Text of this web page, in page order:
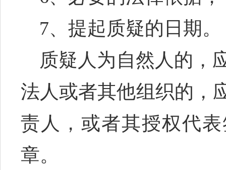
7、提起质疑的日期。
质疑人为自然人的，
法人或者其他组织的，
责人，或者其授权代
章。